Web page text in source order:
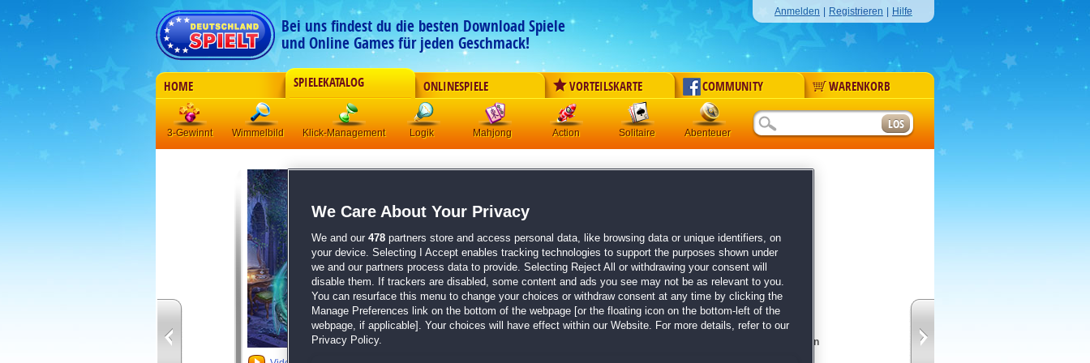
Bei uns findest du die besten Download Spiele
und Online Games für jeden Geschmack!
Anmelden Registrieren Hilfe
HOME SPIELEKATALOG ONLINESPIELE VORTEILSKARTE COMMUNITY WARENKORB
3-Gewinnt Wimmelbild Klick-Management Logik Mahjong Action Solitaire Abenteuer
Sammleredition
Entwickler: Big Fish Games
von2 Mitgliedern
Wimmelbild | Größe: 1154.8 MB
Löse fesselnde Rätsel, um das Königreich zu retten
Entdecke eine packende Geschichte voller Geheimnisse und Intrigen
We Care About Your Privacy
We and our 478 partners store and access personal data, like browsing data or unique identifiers, on
your device. Selecting I Accept enables tracking technologies to support the purposes shown under
we and our partners process data to provide. Selecting Reject All or withdrawing your consent will
disable them. If trackers are disabled, some content and ads you see may not be as relevant to you.
You can resurface this menu to change your choices or withdraw consent at any time by clicking the
Manage Preferences link on the bottom of the webpage [or the floating icon on the bottom-left of the
webpage, if applicable]. Your choices will have effect within our Website. For more details, refer to our
Privacy Policy.